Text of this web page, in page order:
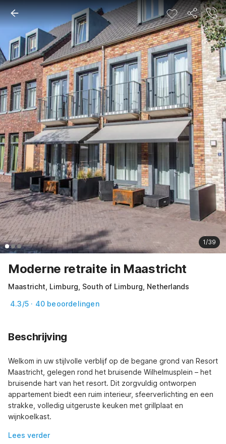
1/39
Moderne retraite in Maastricht
Maastricht, Limburg, South of Limburg, Netherlands
4.3/5 · 40 beoordelingen
Beschrijving
Welkom in uw stijlvolle verblijf op de begane grond van Resort
Maastricht, gelegen rond het bruisende Wilhelmusplein – het
bruisende hart van het resort. Dit zorgvuldig ontworpen
appartement biedt een ruim interieur, sfeerverlichting en een
strakke, volledig uitgeruste keuken met grillplaat en
wijnkoelkast.
Lees verder